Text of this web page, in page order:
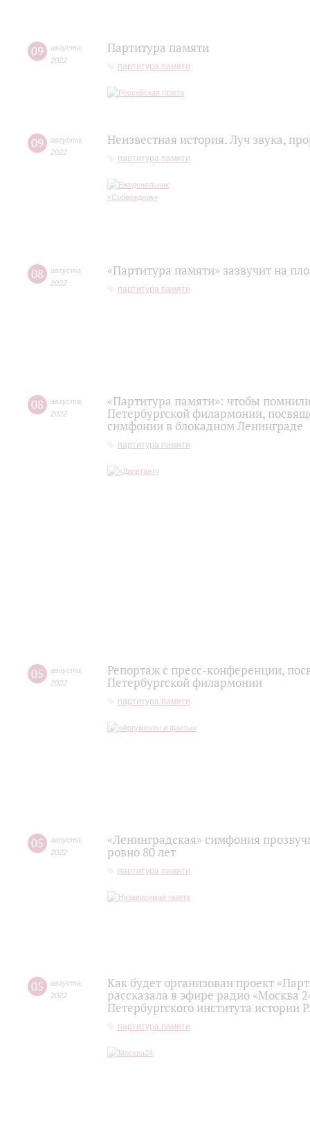
09 августа
2022
Партитура памяти
партитура памяти
09 августа
2022
Неизвестная история. Луч звука,
партитура памяти
08 августа
2022
«Партитура памяти» зазвучит на
партитура памяти
08 августа
2022
«Партитура памяти»: чтобы
Петербургской филармонии,
симфонии в блокадном Ленинграде
партитура памяти
05 августа
2022
Репортаж с пресс-конференции,
Петербургской филармонии
партитура памяти
05 августа
2022
«Ленинградская» симфония
ровно 80 лет
партитура памяти
05 августа
2022
Как будет организован проект
рассказала в эфире радио «Москва
Петербургского института
партитура памяти